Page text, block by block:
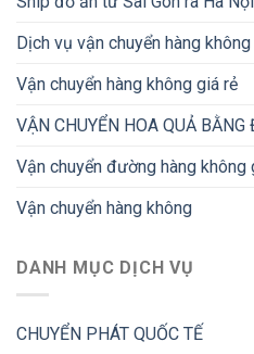
Dịch vụ vận chuyển hàng không
Vận chuyển hàng không giá rẻ
VẬN CHUYỂN HOA QUẢ
Vận chuyển đường hàng không
Vận chuyển hàng không
DANH MỤC DỊCH VỤ
CHUYỂN PHÁT QUỐC TẾ